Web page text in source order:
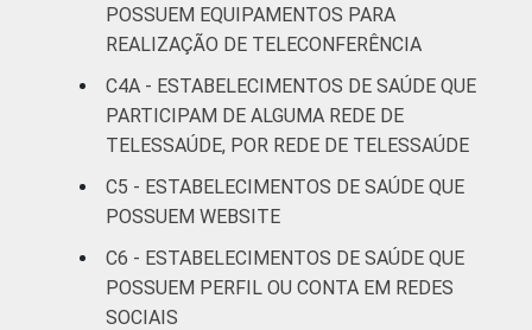
¹Cada item apresentado se refere apenas
aos resultados da alternativa "Sim".
Fonte: CGI.br/NIC.br, Centro Regional de
Estudos para o Desenvolvimento da
Sociedade da Informação (Cetic.br),
Pesquisa sobre o uso das Tecnologias de
Informação e Comunicação nos
Saúde 2016.
POSSUEM EQUIPAMENTOS PARA
REALIZAÇÃO DE TELECONFERÊNCIA
C4A - ESTABELECIMENTOS DE SAÚDE QUE
PARTICIPAM DE ALGUMA REDE DE
TELESSAÚDE, POR REDE DE TELESSAÚDE
C5 - ESTABELECIMENTOS DE SAÚDE QUE
POSSUEM WEBSITE
C6 - ESTABELECIMENTOS DE SAÚDE QUE
POSSUEM PERFIL OU CONTA EM REDES
SOCIAIS